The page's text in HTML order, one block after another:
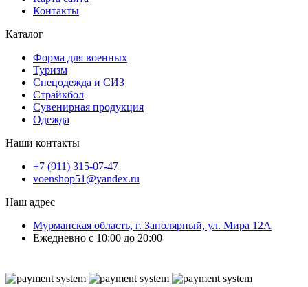
Контакты
Каталог
Форма для военных
Туризм
Спецодежда и СИЗ
Страйкбол
Сувенирная продукция
Одежда
Наши контакты
+7 (911) 315-07-47
voenshop51@yandex.ru
Наш адрес
Мурманская область, г. Заполярный, ул. Мира 12А
Ежедневно с 10:00 до 20:00